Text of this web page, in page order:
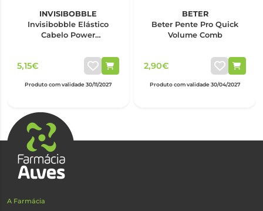
INVISIBOBBLE
Invisibobble Elástico
Cabelo Power
5,15€
Produto com validade 30/11/2027
BETER
Beter Pente Pro Quick
Volume Comb
2,90€
Produto com validade 30/04/2027
A Farmácia